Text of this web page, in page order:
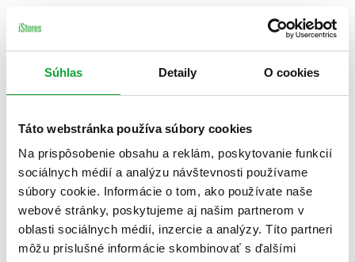
Súhlas Detaily O cookies
Táto webstránka používa súbory cookies
Na prispôsobenie obsahu a reklám, poskytovanie funkcií
sociálnych médií a analýzu návštevnosti používame
súbory cookie. Informácie o tom, ako používate naše
webové stránky, poskytujeme aj našim partnerom v
oblasti sociálnych médií, inzercie a analýzy. Títo partneri
môžu príslušné informácie skombinovať s ďalšími